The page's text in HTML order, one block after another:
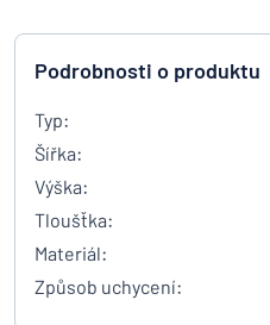
Podrobnosti o produktu
Typ:
Šířka:
Výška:
Tloušťka:
Materiál:
Způsob uchycení: